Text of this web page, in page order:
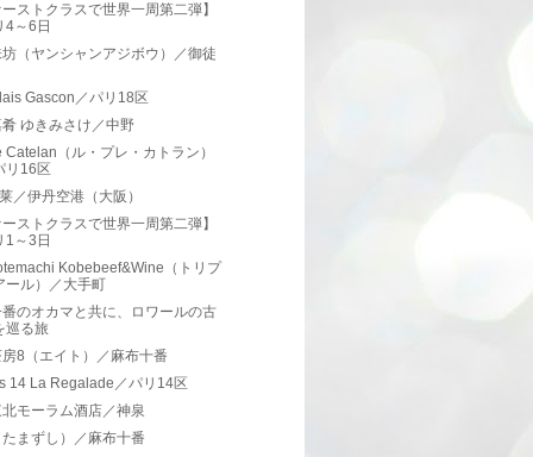
ストクラスで世界一周第二弾】
4～6日
（ヤンシャンアジボウ）／御徒
Gascon／パリ18区
ゆきみさけ／中野
Catelan（ル・プレ・カトラン）
リ16区
／伊丹空港（大阪）
ストクラスで世界一周第二弾】
1～3日
Kobebeef&Wine（トリプ
ール）／大手町
のオカマと共に、ロワールの古
巡る旅
8（エイト）／麻布十番
14 La Regalade／パリ14区
モーラム酒店／神泉
まずし）／麻布十番